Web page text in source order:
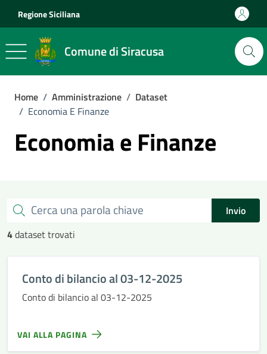
Regione Siciliana
Comune di Siracusa
Home / Amministrazione / Dataset
/ Economia E Finanze
Economia e Finanze
Cerca una parola chiave
Invio
4dataset trovati
Conto di bilancio al 03-12-2025
Conto di bilancio al 03-12-2025
VAI ALLA PAGINA